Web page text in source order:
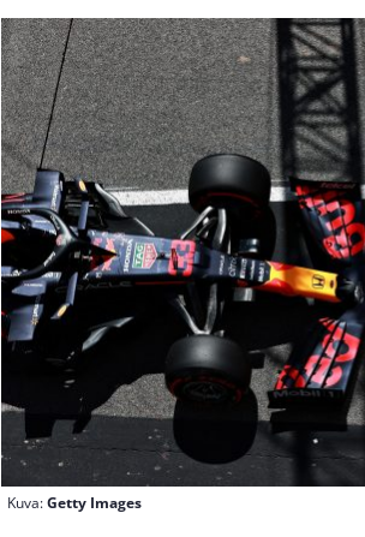
Kuva:Getty Images